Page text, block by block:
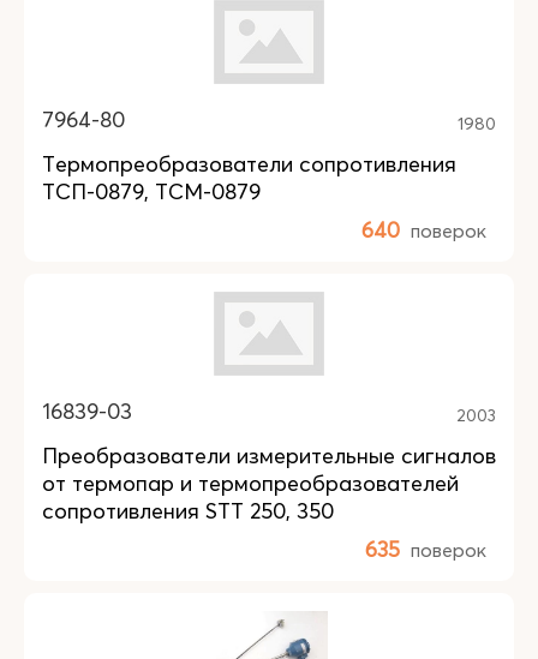
7964-80 1980
Термопреобразователи сопротивления
ТСП-0879, ТСМ-0879
640 поверок
16839-03 2003
Преобразователи измерительные сигналов
от термопар и термопреобразователей
сопротивления STT 250, 350
635 поверок